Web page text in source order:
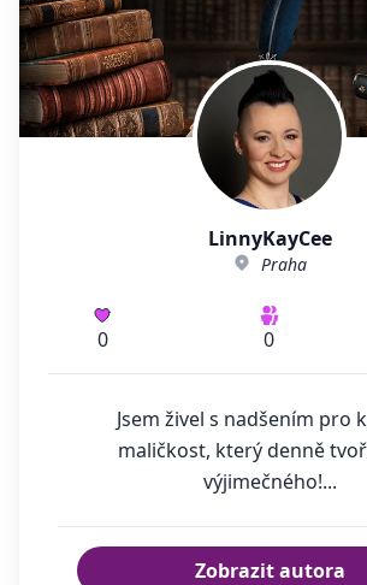
LinnyKayCee
Praha
0 0
Jsem živel s nadšením pro
maličkost, který denně
výjimečného!...
Zobrazit autora